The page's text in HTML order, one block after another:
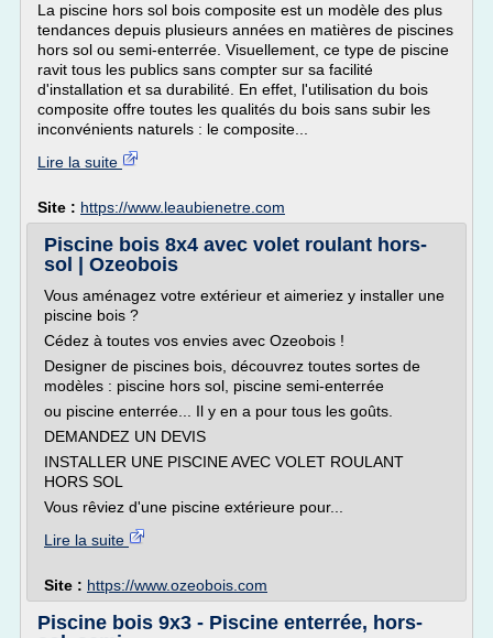
La piscine hors sol bois composite est un modèle des plus
tendances depuis plusieurs années en matières de piscines
hors sol ou semi-enterrée. Visuellement, ce type de piscine
ravit tous les publics sans compter sur sa facilité
d'installation et sa durabilité. En effet, l'utilisation du bois
composite offre toutes les qualités du bois sans subir les
inconvénients naturels : le composite...
Lire la suite
Site : https://www.leaubienetre.com
Piscine bois 8x4 avec volet roulant hors-
sol | Ozeobois
Vous aménagez votre extérieur et aimeriez y installer une
piscine bois ?
Cédez à toutes vos envies avec Ozeobois !
Designer de piscines bois, découvrez toutes sortes de
modèles : piscine hors sol, piscine semi-enterrée
ou piscine enterrée... Il y en a pour tous les goûts.
DEMANDEZ UN DEVIS
INSTALLER UNE PISCINE AVEC VOLET ROULANT
HORS SOL
Vous rêviez d'une piscine extérieure pour...
Lire la suite
Site : https://www.ozeobois.com
Piscine bois 9x3 - Piscine enterrée, hors-